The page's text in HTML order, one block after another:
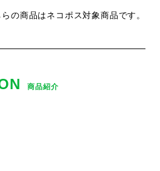
の商品はネコポス対象商品です。
商品紹介